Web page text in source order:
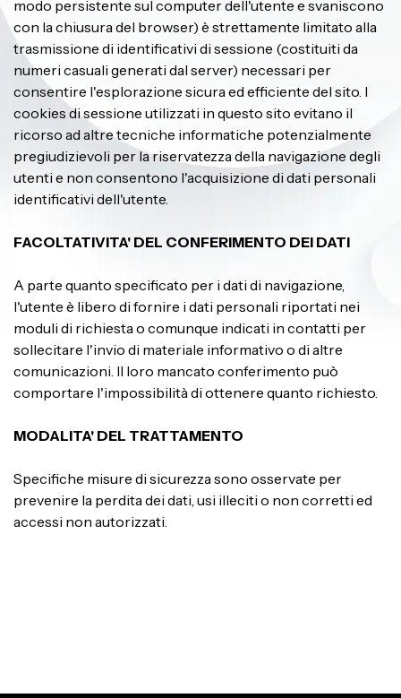
modo persistente sul computer dell'utente e svaniscono
con la chiusura del browser) è strettamente limitato alla
trasmissione di identificativi di sessione (costituiti da
numeri casuali generati dal server) necessari per
consentire l'esplorazione sicura ed efficiente del sito. I
cookies di sessione utilizzati in questo sito evitano il
ricorso ad altre tecniche informatiche potenzialmente
pregiudizievoli per la riservatezza della navigazione degli
utenti e non consentono l'acquisizione di dati personali
identificativi dell'utente.
FACOLTATIVITA' DEL CONFERIMENTO DEI DATI
A parte quanto specificato per i dati di navigazione,
l'utente è libero di fornire i dati personali riportati nei
moduli di richiesta o comunque indicati in contatti per
sollecitare l'invio di materiale informativo o di altre
comunicazioni. Il loro mancato conferimento può
comportare l'impossibilità di ottenere quanto richiesto.
MODALITA' DEL TRATTAMENTO
Specifiche misure di sicurezza sono osservate per
prevenire la perdita dei dati, usi illeciti o non corretti ed
accessi non autorizzati.